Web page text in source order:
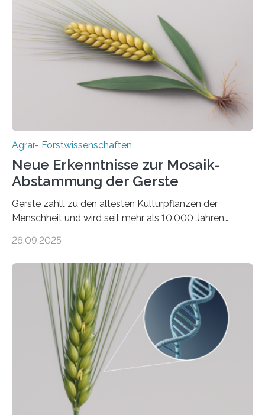
aus landwirtschaftlichen Kulturen ist ein zentrales
Anliegen im Zuge der europäischen Klimaziele, bis
2050 klimaneutral zu werden. In Deutschland dominiert
bislang der Mais als Energiepflanze, doch sein Anbau
bringt ökologische Herausforderungen mit sich:
Bodenerosion, Nährstoffauswaschung und…
Agrar- Forstwissenschaften
Neue Erkenntnisse zur Mosaik-
Abstammung der Gerste
Gerste zählt zu den ältesten Kulturpflanzen der
Menschheit und wird seit mehr als 10.000 Jahren
einzigen Ort domestiziert wurde. Eine neue Studie eines
Instituts für Pflanzengenetik und
Kulturpflanzenforschung (IPK) zeigt, dass die heutige
Gerste aus verschiedenen Wildpopulationen im
sogenannten Fruchtbaren Halbmond hervorgegangen
ist. Sie besitzt also eine Art „Mosaik-Abstammung“. Die
Ergebnisse der Studie wurden heute in der
Fachzeitschrift „Nature“ veröffentlicht. Die
Forschungsgruppe hat die Evolution und…
26.09.2025